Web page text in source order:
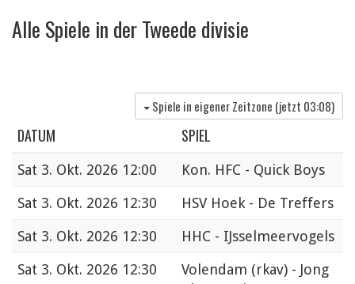
Alle Spiele in der Tweede divisie
Spiele in eigener Zeitzone (jetzt 03:08)
DATUM SPIEL
Sat 3. Okt. 2026 12:00
Kon. HFC - Quick Boys
Sat 3. Okt. 2026 12:30
HSV Hoek - De Treffers
Sat 3. Okt. 2026 12:30
HHC - IJsselmeervogels
Sat 3. Okt. 2026 12:30
Volendam (rkav) - Jong